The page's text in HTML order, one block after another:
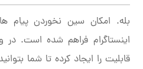
بله. امکان سین نخوردن پیام
اینستاگرام فراهم شده است. در